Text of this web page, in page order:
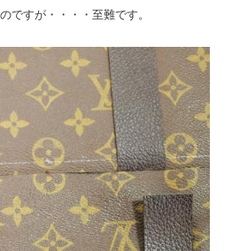
ですが・・・・至難です。